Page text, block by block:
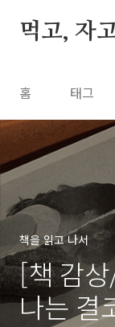
먹고, 자
홈 태그
책을 읽고 나서
[책 감
나는 결